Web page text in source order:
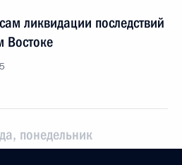
ликвидации последствий
Востоке
понедельник